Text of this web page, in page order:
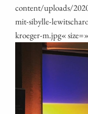
content/uploads/
mit-sibylle-
kroeger‑m.jpg«